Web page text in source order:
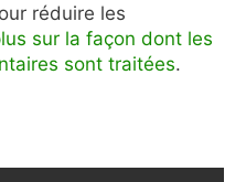
réduire les
sur la façon dont les
sont traitées.